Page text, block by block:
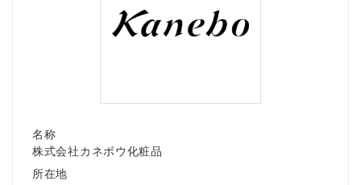
名称
株式会社カネボウ化粧品
所在地